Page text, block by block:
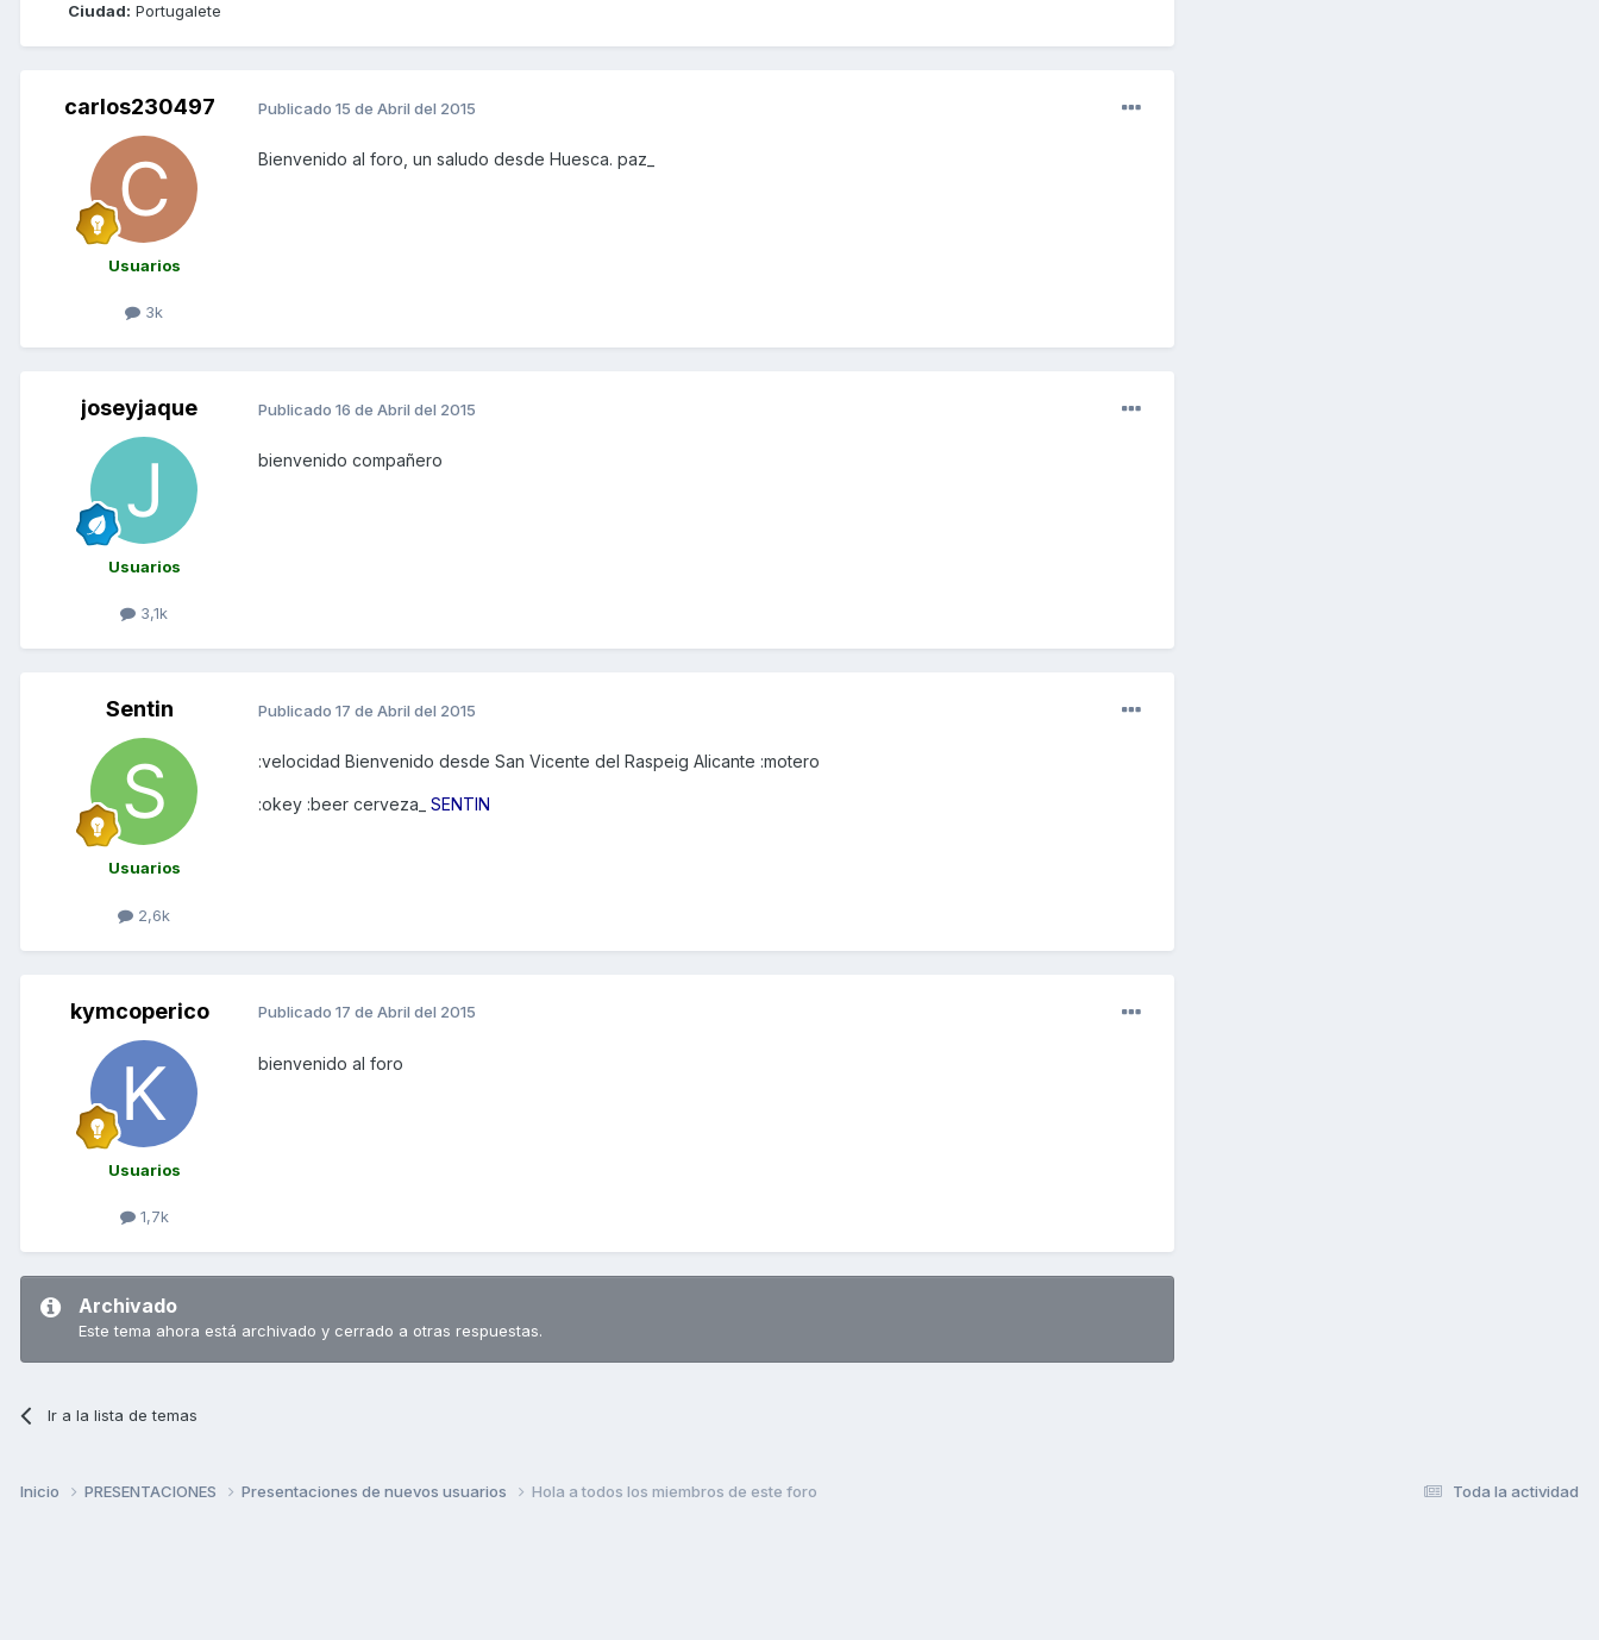
Ciudad: Portugalete
carlos230497
Usuarios
3k
Publicado 15 de Abril del 2015
Bienvenido al foro, un saludo desde Huesca. paz_
joseyjaque
Usuarios
3,1k
Publicado 16 de Abril del 2015
bienvenido compañero
Sentin
Usuarios
2,6k
Publicado 17 de Abril del 2015
:velocidad Bienvenido desde San Vicente del Raspeig Alicante :motero
:okey :beer cerveza_ SENTIN
kymcoperico
Usuarios
1,7k
Publicado 17 de Abril del 2015
bienvenido al foro
Archivado
Este tema ahora está archivado y cerrado a otras respuestas.
Ir a la lista de temas
Toda la actividad
Inicio PRESENTACIONES Presentaciones de nuevos usuarios Hola a todos los miembros de este foro